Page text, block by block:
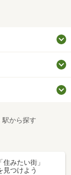
駅から探す
「住みたい街」
見つけよう